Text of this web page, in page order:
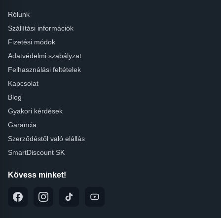
Rólunk
Szállítási információk
Fizetési módok
Adatvédelmi szabályzat
Felhasználási feltételek
Kapcsolat
Blog
Gyakori kérdések
Garancia
Szerződéstől való elállás
SmartDiscount SK
Kövess minket!